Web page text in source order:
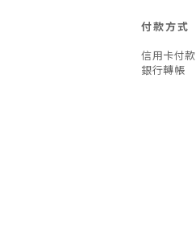
付款方式
信用卡付款
銀行轉帳